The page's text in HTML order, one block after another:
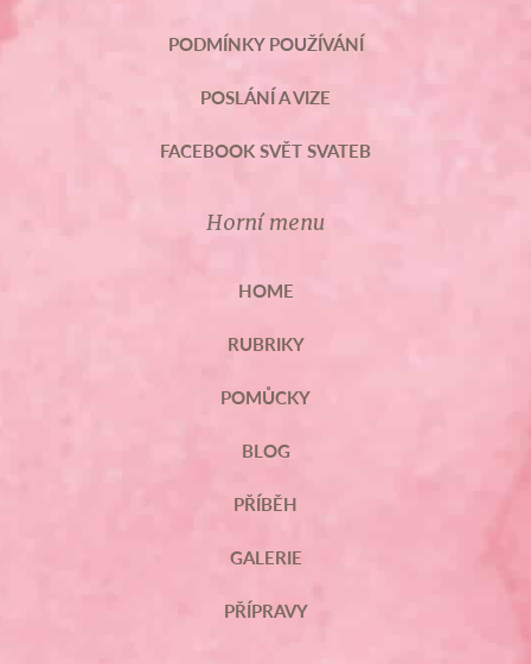
PODMÍNKY POUŽÍVÁNÍ
POSLÁNÍ A VIZE
FACEBOOK SVĚT SVATEB
Horní menu
HOME
RUBRIKY
POMŮCKY
BLOG
PŘÍBĚH
GALERIE
PŘÍPRAVY